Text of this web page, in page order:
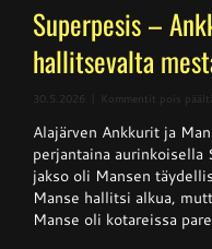
Superpesis –
hallitsevalta
30.5.2026 Kommentit pois päältä
Alajärven Ankkurit ja
perjantaina aurinkoisella
jakso oli Mansen
Manse hallitsi alkua,
Manse oli kotareissa